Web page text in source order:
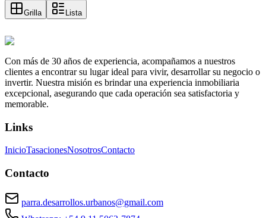
Grilla Lista
Con más de 30 años de experiencia, acompañamos a nuestros
clientes a encontrar su lugar ideal para vivir, desarrollar su negocio o
invertir. Nuestra misión es brindar una experiencia inmobiliaria
excepcional, asegurando que cada operación sea satisfactoria y
memorable.
Links
InicioTasacionesNosotrosContacto
Contacto
parra.desarrollos.urbanos@gmail.com